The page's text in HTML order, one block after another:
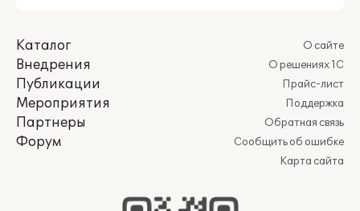
Каталог
Внедрения
Публикации
Мероприятия
Партнеры
Форум
О сайте
О решениях 1С
Прайс-лист
Поддержка
Обратная связь
Сообщить об ошибке
Карта сайта